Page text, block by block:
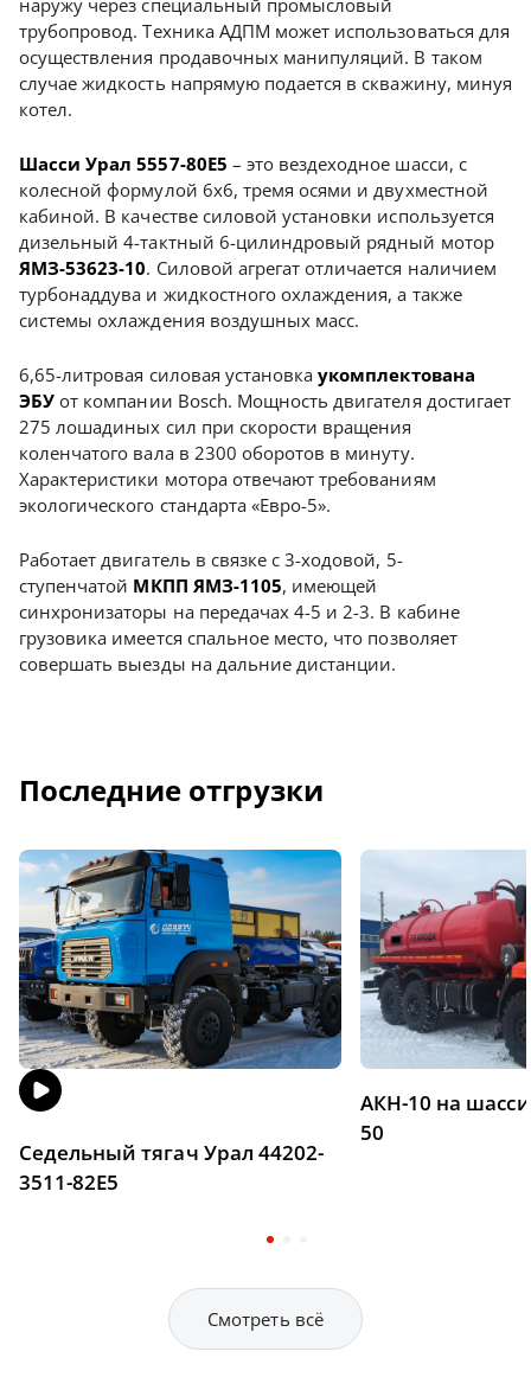
наружу через специальный промысловый
трубопровод. Техника АДПМ может использоваться для
осуществления продавочных манипуляций. В таком
случае жидкость напрямую подается в скважину, минуя
котел.
Шасси Урал 5557-80Е5 – это вездеходное шасси, с
колесной формулой 6х6, тремя осями и двухместной
кабиной. В качестве силовой установки используется
дизельный 4-тактный 6-цилиндровый рядный мотор
ЯМЗ-53623-10. Силовой агрегат отличается наличием
турбонаддува и жидкостного охлаждения, а также
системы охлаждения воздушных масс.
6,65-литровая силовая установкаукомплектована
ЭБУ от компании Bosch. Мощность двигателя достигает
275 лошадиных сил при скорости вращения
коленчатого вала в 2300 оборотов в минуту.
Характеристики мотора отвечают требованиям
экологического стандарта «Евро-5».
Работает двигатель в связке с 3-ходовой, 5-
ступенчатой МКПП ЯМЗ-1105, имеющей
синхронизаторы на передачах 4-5 и 2-3. В кабине
грузовика имеется спальное место, что позволяет
совершать выезды на дальние дистанции.
Последние отгрузки
Седельный тягач Урал 44202-
3511-82Е5
АКН-10 на
50
Смотреть всё